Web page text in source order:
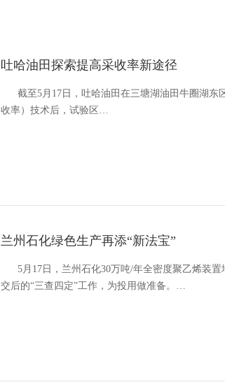
吐哈油田探索提高采收率新途径
截至5月17日，吐哈油田在三塘湖油田牛圈湖东
收率）技术后，试验区…
兰州石化绿色生产再添“新法宝”
5月17日，兰州石化30万吨/年全密度聚乙烯装置
交后的“三查四定”工作，为投用做准备。…